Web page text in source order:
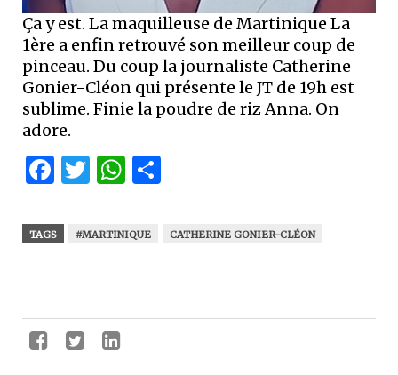
Ça y est. La maquilleuse de Martinique La
1ère a enfin retrouvé son meilleur coup de
pinceau. Du coup la journaliste Catherine
Gonier-Cléon qui présente le JT de 19h est
sublime. Finie la poudre de riz Anna. On
adore.
Facebook
Twitter
WhatsApp
TAGS #MARTINIQUE CATHERINE GONIER-CLÉON